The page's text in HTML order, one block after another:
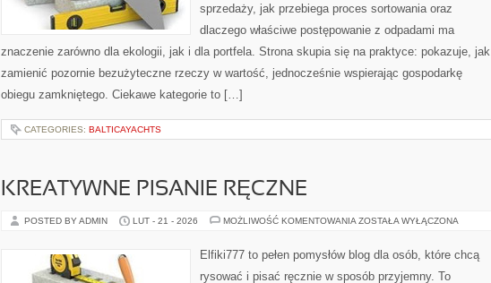
sprzedaży, jak przebiega proces sortowania oraz
dlaczego właściwe postępowanie z odpadami ma
znaczenie zarówno dla ekologii, jak i dla portfela. Strona skupia się na praktyce: pokazuje, jak
zamienić pozornie bezużyteczne rzeczy w wartość, jednocześnie wspierając gospodarkę
obiegu zamkniętego. Ciekawe kategorie to […]
CATEGORIES: BALTICAYACHTS
KREATYWNE PISANIE RĘCZNE
POSTED BY ADMIN LUT - 21 - 2026 MOŻLIWOŚĆ KOMENTOWANIA KREATYWNE
ZOSTAŁA WYŁĄCZONA
Elfiki777 to pełen pomysłów blog dla osób, które chcą
rysować i pisać ręcznie w sposób przyjemny. To